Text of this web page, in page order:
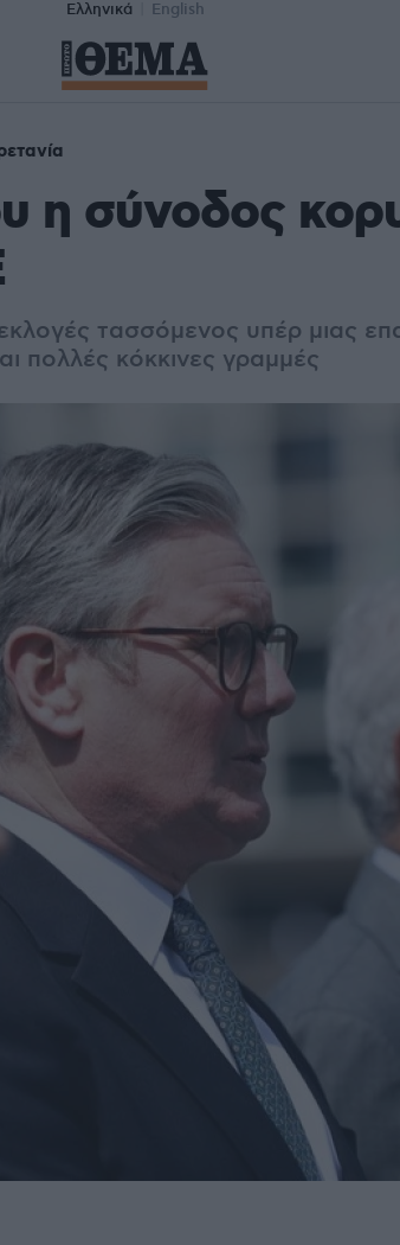
Ελληνικά English
η σύνοδος
τασσόμενος υπέρ μιας
πολλές κόκκινες γραμμές